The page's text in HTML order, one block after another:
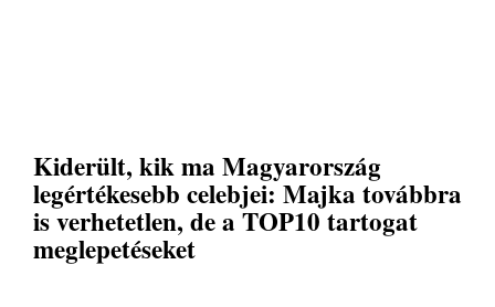
Kiderült, kik ma Magyarország
legértékesebb celebjei: Majka továbbra
is verhetetlen, de a TOP10 tartogat
meglepetéseket